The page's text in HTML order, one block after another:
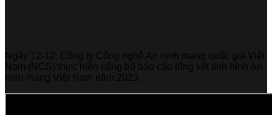
Ngày 12-12, Công ty Công nghệ An ninh mạng quốc gia Việt
Nam (NCS) thực hiện công bố báo cáo tổng kết tình hình An
ninh mạng Việt Nam năm 2023.